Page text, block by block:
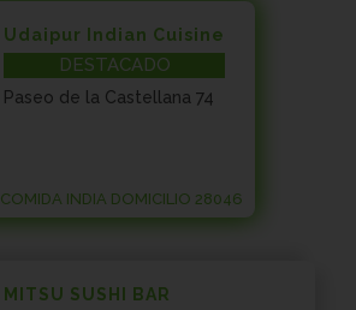
Udaipur Indian Cuisine
DESTACADO
Paseo de la Castellana 74
COMIDA INDIA DOMICILIO 28046
MITSU SUSHI BAR